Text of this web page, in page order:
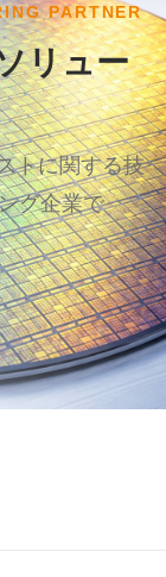
PARTNER
リュー
トに関する技
グ企業で